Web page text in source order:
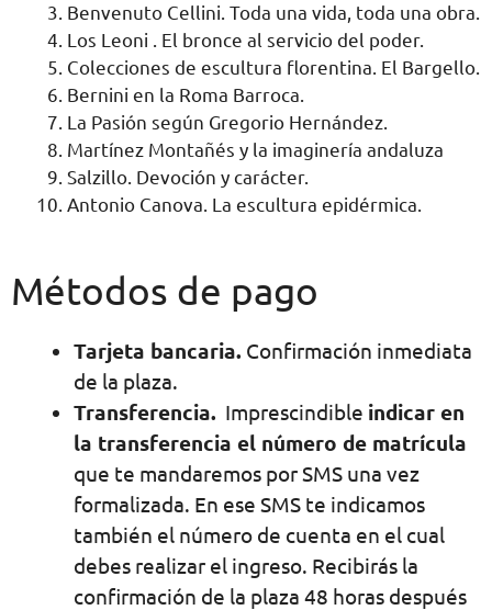
Benvenuto Cellini. Toda una vida, toda una obra.
Los Leoni . El bronce al servicio del poder.
Colecciones de escultura florentina. El Bargello.
Bernini en la Roma Barroca.
La Pasión según Gregorio Hernández.
Martínez Montañés y la imaginería andaluza
Salzillo. Devoción y carácter.
Antonio Canova. La escultura epidérmica.
Métodos de pago
Tarjeta bancaria. Confirmación inmediata
de la plaza.
Transferencia. Imprescindible indicar en
la transferencia el número de matrícula
que te mandaremos por SMS una vez
formalizada. En ese SMS te indicamos
también el número de cuenta en el cual
debes realizar el ingreso. Recibirás la
confirmación de la plaza 48 horas después